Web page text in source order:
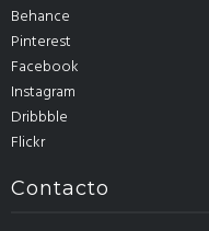
Behance
Pinterest
Facebook
Instagram
Dribbble
Flickr
Contacto